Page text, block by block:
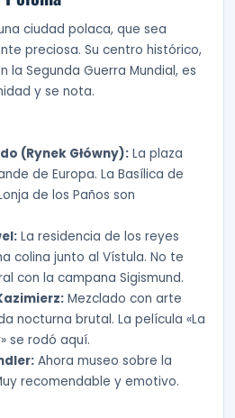
ciudad polaca, que sea
preciosa. Su centro histórico,
la Segunda Guerra Mundial, es
y se nota.
(Rynek Główny): La plaza
de Europa. La Basílica de
de los Paños son
La residencia de los reyes
colina junto al Vístula. No te
con la campana Sigismund.
Mezclado con arte
nocturna brutal. La película «La
se rodó aquí.
Ahora museo sobre la
recomendable y emotivo.